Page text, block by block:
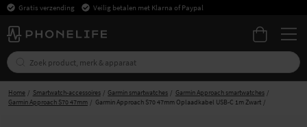
Gratis verzending Veilig betalen met Klarna of Paypal
Home Smartwatch-accessoires Garmin smartwatches
Garmin Approach smartwatches
Garmin Approach S70 47mm
Garmin Approach S70 47mm Oplaadkabel USB-C 1m Zwart